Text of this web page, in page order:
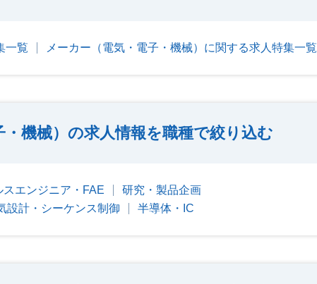
一覧 メーカー（電気・電子・機械）に関する求人特集一覧
機械）の求人情報を職種で絞り込む
スエンジニア・FAE
研究・製品企画
設計・シーケンス制御 半導体・IC